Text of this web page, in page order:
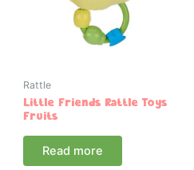
Rattle
Little Friends Rattle Toys
Fruits
Read more